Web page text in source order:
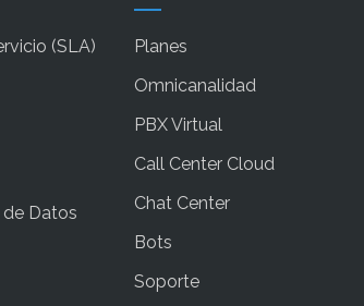
(SLA)
Datos
Planes
Omnicanalidad
PBX Virtual
Call Center Cloud
Chat Center
Bots
Soporte